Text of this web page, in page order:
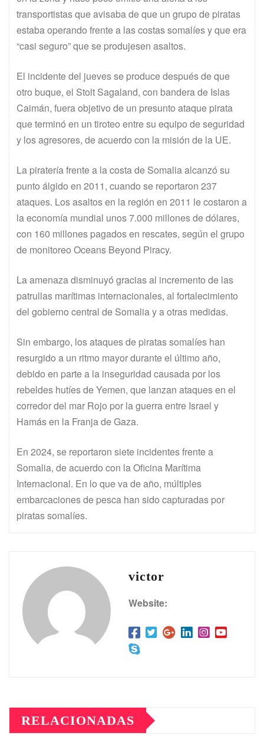
transportistas que avisaba de que un grupo de piratas
estaba operando frente a las costas somalíes y que era
“casi seguro” que se produjesen asaltos.
El incidente del jueves se produce después de que
otro buque, el Stolt Sagaland, con bandera de Islas
Caimán, fuera objetivo de un presunto ataque pirata
que terminó en un tiroteo entre su equipo de seguridad
y los agresores, de acuerdo con la misión de la UE.
La piratería frente a la costa de Somalia alcanzó su
punto álgido en 2011, cuando se reportaron 237
ataques. Los asaltos en la región en 2011 le costaron a
la economía mundial unos 7.000 millones de dólares,
con 160 millones pagados en rescates, según el grupo
de monitoreo Oceans Beyond Piracy.
La amenaza disminuyó gracias al incremento de las
patrullas marítimas internacionales, al fortalecimiento
del gobierno central de Somalia y a otras medidas.
Sin embargo, los ataques de piratas somalíes han
resurgido a un ritmo mayor durante el último año,
debido en parte a la inseguridad causada por los
rebeldes hutíes de Yemen, que lanzan ataques en el
corredor del mar Rojo por la guerra entre Israel y
Hamás en la Franja de Gaza.
En 2024, se reportaron siete incidentes frente a
Somalia, de acuerdo con la Oficina Marítima
Internacional. En lo que va de año, múltiples
embarcaciones de pesca han sido capturadas por
piratas somalíes.
victor
Website:
RELACIONADAS